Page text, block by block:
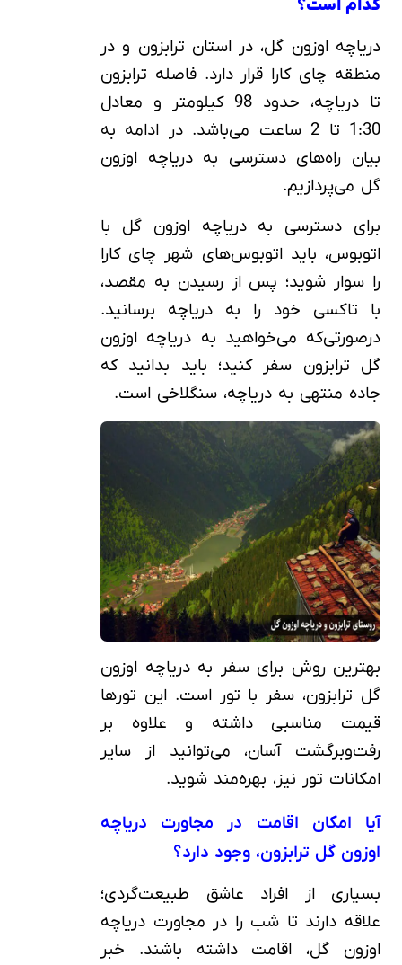
کدام است؟
دریاچه اوزون گل، در استان ترابزون و در
منطقه چای کارا قرار دارد. فاصله ترابزون
تا دریاچه، حدود 98 کیلومتر و معادل
1:30 تا 2 ساعت می‌باشد. در ادامه به
بیان راه‌های دسترسی به دریاچه اوزون
گل می‌پردازیم.
برای دسترسی به دریاچه اوزون گل با
اتوبوس، باید اتوبوس‌های شهر چای کارا
را سوار شوید؛ پس از رسیدن به مقصد،
با تاکسی خود را به دریاچه برسانید.
درصورتی‌که می‌خواهید به دریاچه اوزون
گل ترابزون سفر کنید؛ باید بدانید که
جاده منتهی به دریاچه، سنگلاخی است.
بهترین روش برای سفر به دریاچه اوزون
گل ترابزون، سفر با تور است. این تورها
قیمت مناسبی داشته و علاوه بر
رفت‌وبرگشت آسان، می‌توانید از سایر
امکانات تور نیز، بهره‌مند شوید.
آیا امکان اقامت در مجاورت دریاچه
اوزون گل ترابزون، وجود دارد؟
بسیاری از افراد عاشق طبیعت‌گردی؛
علاقه دارند تا شب را در مجاورت دریاچه
اوزون گل، اقامت داشته باشند. خبر